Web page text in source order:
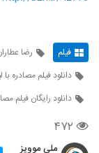
فیلم رضا
دانلود فیلم مصادره
دانلود رایگان فیلم
۴۷۲
ملی موویز